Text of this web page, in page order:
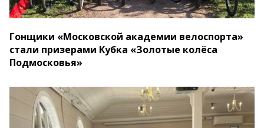
Гонщики «Московской академии велоспорта»
стали призерами Кубка «Золотые колёса
Подмосковья»